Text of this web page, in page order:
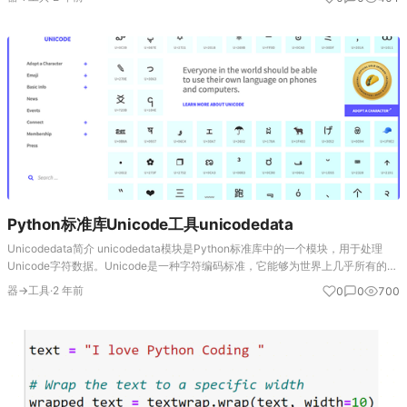
pathli…
Python标准库Unicode工具unicodedata
Unicodedata简介 unicodedata模块是Python标准库中的一个模块，用于处理
Unicode字符数据。Unicode是一种字符编码标准，它能够为世界上几乎所有的字
符提供唯一的编号，支持多语言文本的表示。它提供了一些工具和函…
器→工具·2 年前 0 0 700